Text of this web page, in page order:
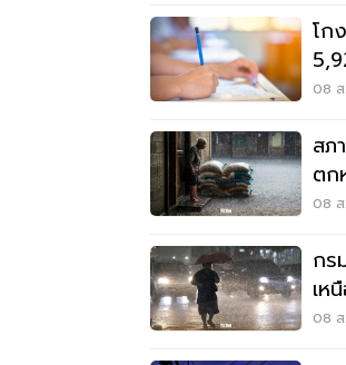
โก
ปป
08 ส
สภ
ตก
ท่ว
08
กร
เห
เม
08